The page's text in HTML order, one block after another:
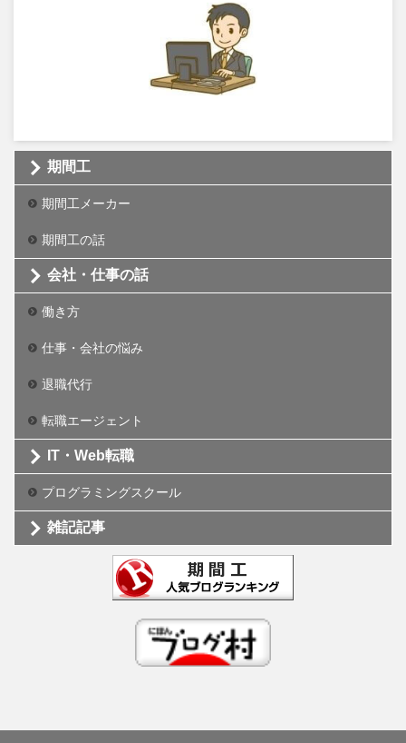
期間工
期間工メーカー
期間工の話
会社・仕事の話
働き方
仕事・会社の悩み
退職代行
転職エージェント
IT・Web転職
プログラミングスクール
雑記記事